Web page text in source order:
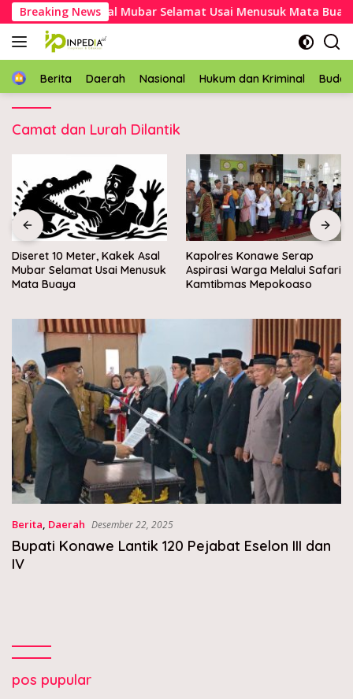
Langsung
ke
konten
Breaking News
Kakek Asal Mubar Selamat Usai Menusuk Mata Buaya
HomeBerita Daerah Nasional Hukum dan Kriminal
Camat dan Lurah Dilantik
Asal
Menusuk
Kapolres Konawe Serap
Aspirasi Warga Melalui Safari
Kamtibmas Mepokoaso
Wabup Konawe
batu pertama
Nelayan Merah
Berita, Daerah Desember 22, 2025
Bupati Konawe Lantik 120 Pejabat Eselon III dan
IV
pos pupular